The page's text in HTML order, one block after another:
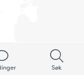
Søk